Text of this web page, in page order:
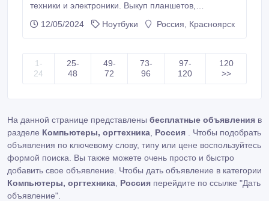
техники и электроники. Выкуп планшетов,
наличными. Скупка б/у техники, а также нового и
технику, б/у и новую. Скупка электроники.
12/05/2024 Ноутбуки Россия, Красноярск
1-
24
25-
48
49-
72
73-
96
97-
120
120
>>
На данной странице представлены бесплатные объявления в
разделе Компьютеры, оргтехника Россия . Чтобы подобрать
объявления по ключевому слову, типу или цене воспользуйтесь
формой поиска. Вы также можете очень просто и быстро
добавить свое объявление. Чтобы дать объявление в категории
Компьютеры, оргтехника Россия перейдите по ссылке "Дать
объявление"